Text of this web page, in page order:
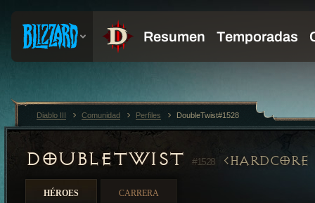
DOUBLETWIST #1528
HÉROES CARRERA
Diablo III Comunidad Perfiles DoubleTwist#1528